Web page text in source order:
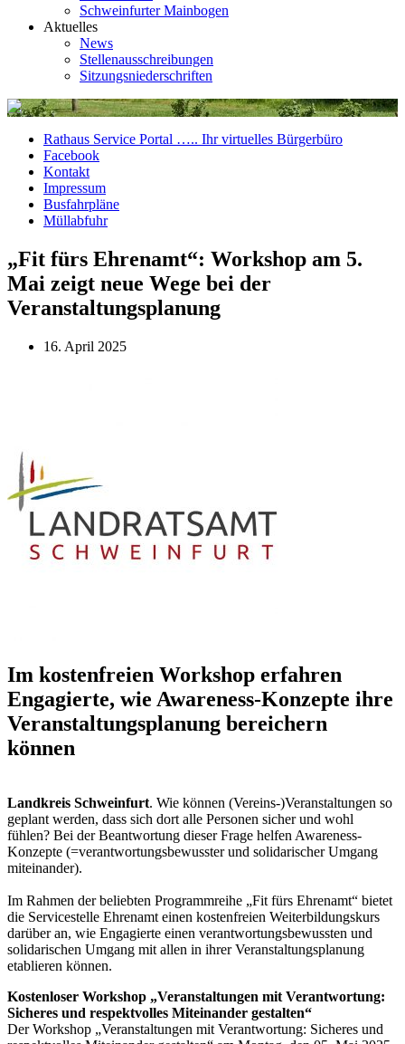
Schweinfurter Mainbogen
Aktuelles
News
Stellenausschreibungen
Sitzungsniederschriften
Rathaus Service Portal ….. Ihr virtuelles Bürgerbüro
Facebook
Kontakt
Impressum
Busfahrpläne
Müllabfuhr
„Fit fürs Ehrenamt“: Workshop am 5.
Mai zeigt neue Wege bei der
Veranstaltungsplanung
16. April 2025
Im kostenfreien Workshop erfahren
Engagierte, wie Awareness-Konzepte ihre
Veranstaltungsplanung bereichern
können
Landkreis Schweinfurt. Wie können (Vereins-)Veranstaltungen so
geplant werden, dass sich dort alle Personen sicher und wohl
fühlen? Bei der Beantwortung dieser Frage helfen Awareness-
Konzepte (=verantwortungsbewusster und solidarischer Umgang
miteinander).
Im Rahmen der beliebten Programmreihe „Fit fürs Ehrenamt“ bietet
die Servicestelle Ehrenamt einen kostenfreien Weiterbildungskurs
darüber an, wie Engagierte einen verantwortungsbewussten und
solidarischen Umgang mit allen in ihrer Veranstaltungsplanung
etablieren können.
Kostenloser Workshop „Veranstaltungen mit Verantwortung:
Sicheres und respektvolles Miteinander gestalten“
Der Workshop „Veranstaltungen mit Verantwortung: Sicheres und